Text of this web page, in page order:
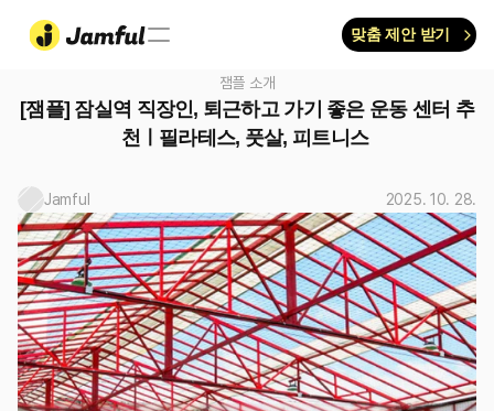
맞춤 제안 받기
잼플 소개
[잼플] 잠실역 직장인, 퇴근하고 가기 좋은 운동 센터 추
천ㅣ필라테스, 풋살, 피트니스
Jamful 2025. 10. 28.